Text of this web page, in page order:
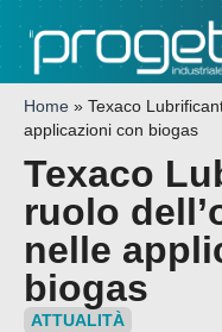
Home » Texaco
applicazioni con biogas
Texaco
ruolo
nelle
biogas
ATTUALITÀ